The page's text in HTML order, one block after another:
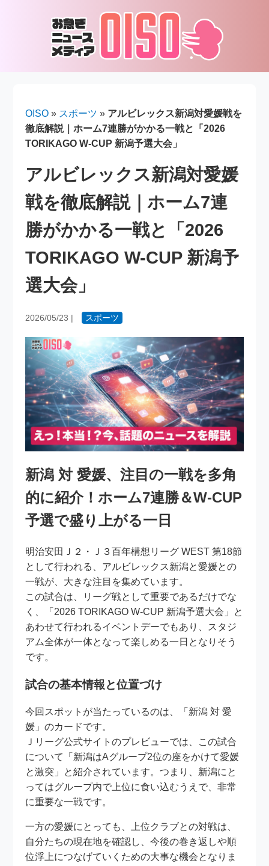
OISO » スポーツ » アルビレックス新潟対愛媛戦を
徹底解説｜ホーム7連勝がかかる一戦と「2026
TORIKAGO W-CUP 新潟予選大会」
アルビレックス新潟対愛媛
戦を徹底解説｜ホーム7連
勝がかかる一戦と「2026
TORIKAGO W-CUP 新潟予
選大会」
2026/05/23 | スポーツ
新潟 対 愛媛、注目の一戦を多角
的に紹介！ホーム7連勝＆W-CUP
予選で盛り上がる一日
明治安田Ｊ２・Ｊ３百年構想リーグ WEST 第18節
として行われる、アルビレックス新潟と愛媛との
一戦が、大きな注目を集めています。
この試合は、リーグ戦として重要であるだけでな
く、「2026 TORIKAGO W-CUP 新潟予選大会」と
あわせて行われるイベントデーでもあり、スタジ
アム全体が一体となって楽しめる一日となりそう
です。
試合の基本情報と位置づけ
今回スポットが当たっているのは、「新潟 対 愛
媛」のカードです。
Ｊリーグ公式サイトのプレビューでは、この試合
について「新潟はAグループ2位の座をかけて愛媛
と激突」と紹介されています。つまり、新潟にと
ってはグループ内で上位に食い込むうえで、非常
に重要な一戦です。
一方の愛媛にとっても、上位クラブとの対戦は、
自分たちの現在地を確認し、今後の巻き返しや順
位浮上につなげていくための大事な機会となりま